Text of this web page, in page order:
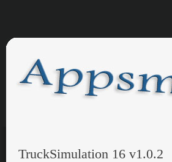
TruckSimulation 16 v1.0.2